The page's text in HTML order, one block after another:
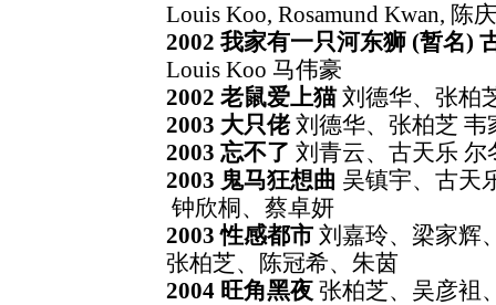
Louis Koo, Rosamund Kwan, 陈
2002 我家有一只河东狮 (暂名)
Louis Koo 马伟豪
2002 老鼠爱上猫刘德华、张柏
2003 大只佬刘德华、张柏芝 韦
2003 忘不了 刘青云、古天乐 尔
2003 鬼马狂想曲 吴镇宇、古天
钟欣桐、蔡卓妍
2003 性感都市 刘嘉玲、梁家辉
张柏芝、陈冠希、朱茵
2004 旺角黑夜 张柏芝、吴彦袓